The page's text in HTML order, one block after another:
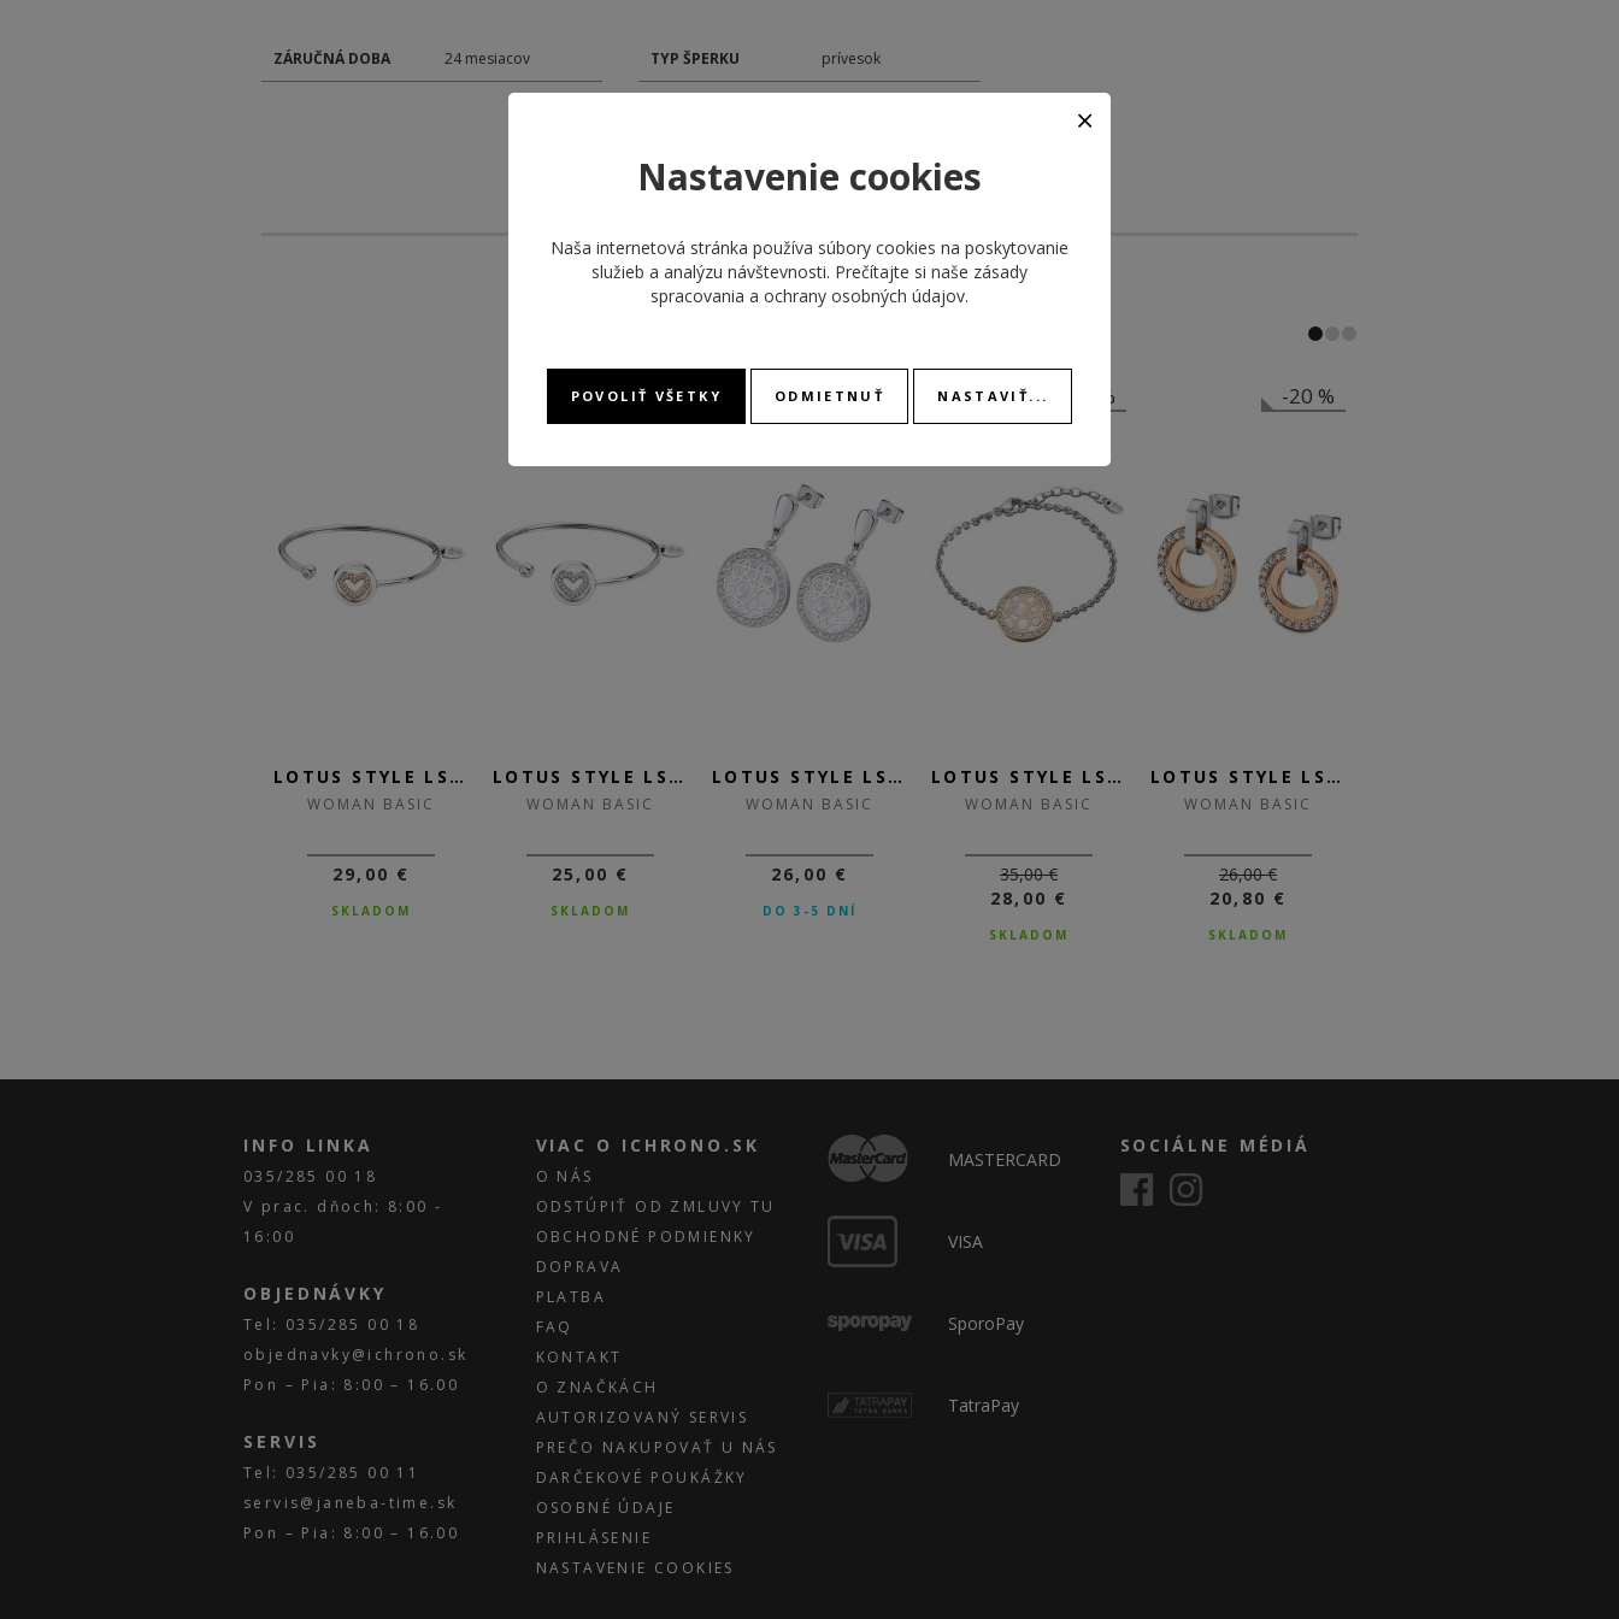
ZÁRUČNÁ DOBA 24 mesiacov TYP ŠPERKU prívesok
ODPORÚČANÉ PRODUKTY
LOTUS STYLE LS2182-2/2
WOMAN BASIC
29,00 €
SKLADOM
LOTUS STYLE LS2182-2/1
WOMAN BASIC
25,00 €
SKLADOM
LOTUS STYLE LS2179-4/1
WOMAN BASIC
26,00 €
DO 3-5 DNÍ
-20 %
LOTUS STYLE LS2179-2/3
WOMAN BASIC
35,00 €
28,00 €
SKLADOM
-20 %
LOTUS STYLE LS2176-4/3
WOMAN BASIC
26,00 €
20,80 €
SKLADOM
INFO LINKA
035/285 00 18
V prac. dňoch: 8:00 -
16:00
OBJEDNÁVKY
Tel: 035/285 00 18
objednavky@ichrono.sk
Pon – Pia: 8:00 – 16.00
SERVIS
Tel: 035/285 00 11
servis@janeba-time.sk
Pon – Pia: 8:00 – 16.00
VIAC O ICHRONO.SK
O NÁS
ODSTÚPIŤ OD ZMLUVY TU
OBCHODNÉ PODMIENKY
DOPRAVA
PLATBA
FAQ
KONTAKT
O ZNAČKÁCH
AUTORIZOVANÝ SERVIS
PREČO NAKUPOVAŤ U NÁS
DARČEKOVÉ POUKÁŽKY
OSOBNÉ ÚDAJE
PRIHLÁSENIE
NASTAVENIE COOKIES
MASTERCARD
VISA
SporoPay
TatraPay
SOCIÁLNE MÉDIÁ
Nastavenie cookies
Naša internetová stránka používa súbory cookies na poskytovanie
služieb a analýzu návštevnosti. Prečítajte si naše zásady
spracovania a ochrany osobných údajov.
POVOLIŤ VŠETKY ODMIETNUŤ NASTAVIŤ...